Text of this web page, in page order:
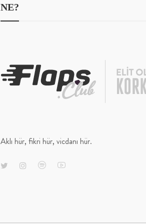
NE?
Aklı hür, fikri hür, vicdanı hür.